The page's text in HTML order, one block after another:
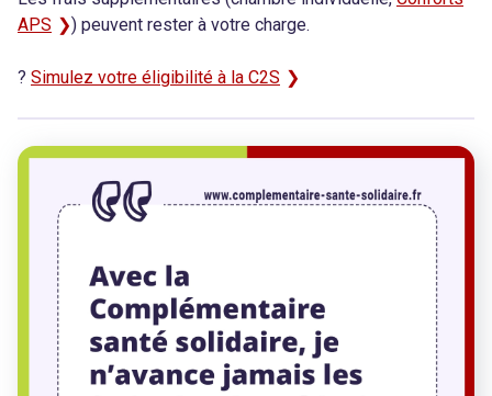
APS
) peuvent rester à votre charge.
? Simulez votre éligibilité à la C2S